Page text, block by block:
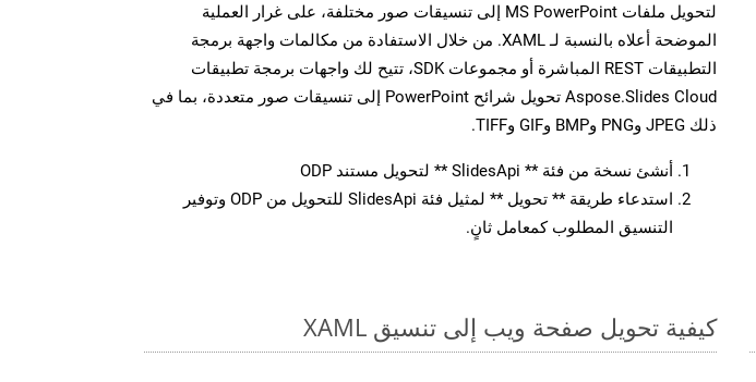
لتحويل ملفات MS PowerPoint إلى تنسيقات صور مختلفة، على غرار العملية
الموضحة أعلاه بالنسبة لـ XAML. من خلال الاستفادة من مكالمات واجهة برمجة
التطبيقات REST المباشرة أو مجموعات SDK، تتيح لك واجهات برمجة تطبيقات
Aspose.Slides Cloud تحويل شرائح PowerPoint إلى تنسيقات صور متعددة، بما في
ذلك JPEG وPNG وBMP وGIF وTIFF.
أنشئ نسخة من فئة ** SlidesApi ** لتحويل مستند ODP
استدعاء طريقة ** تحويل ** لمثيل فئة SlidesApi للتحويل من ODP وتوفير
التنسيق المطلوب كمعامل ثانٍ.
كيفية تحويل صفحة ويب إلى تنسيق XAML